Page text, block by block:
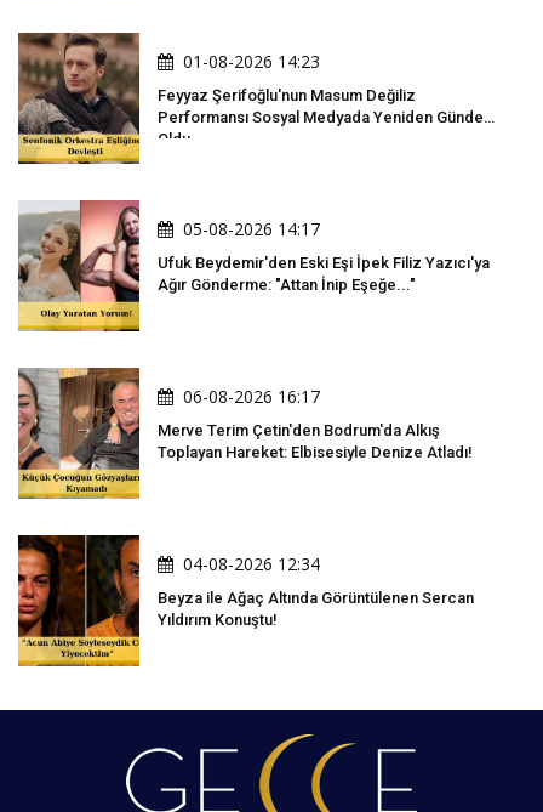
01-08-2026 14:23
Feyyaz Şerifoğlu'nun Masum Değiliz
Performansı Sosyal Medyada Yeniden Gündem
Oldu
05-08-2026 14:17
Ufuk Beydemir'den Eski Eşi İpek Filiz Yazıcı'ya
Ağır Gönderme: "Attan İnip Eşeğe..."
06-08-2026 16:17
Merve Terim Çetin'den Bodrum'da Alkış
Toplayan Hareket: Elbisesiyle Denize Atladı!
04-08-2026 12:34
Beyza ile Ağaç Altında Görüntülenen Sercan
Yıldırım Konuştu!